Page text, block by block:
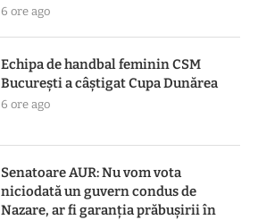
6 ore ago
Echipa de handbal feminin CSM
Bucureşti a câştigat Cupa Dunărea
6 ore ago
Senatoare AUR: Nu vom vota
niciodată un guvern condus de
Nazare, ar fi garanția prăbușirii în